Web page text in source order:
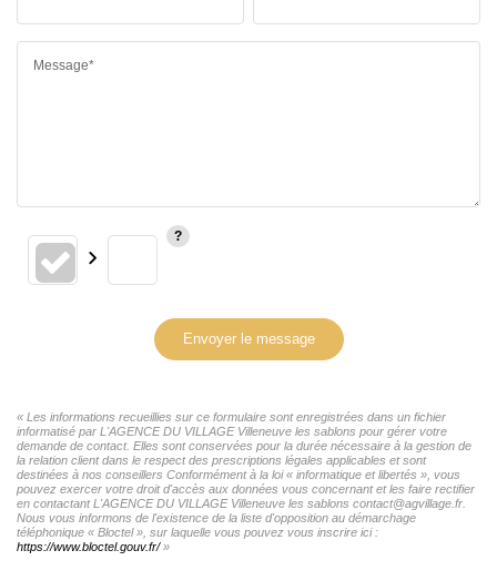
Message*
Envoyer le message
« Les informations recueillies sur ce formulaire sont enregistrées dans un fichier
informatisé par L'AGENCE DU VILLAGE Villeneuve les sablons pour gérer votre
demande de contact. Elles sont conservées pour la durée nécessaire à la gestion de
la relation client dans le respect des prescriptions légales applicables et sont
destinées à nos conseillers Conformément à la loi « informatique et libertés », vous
pouvez exercer votre droit d'accès aux données vous concernant et les faire rectifier
en contactant L'AGENCE DU VILLAGE Villeneuve les sablons contact@agvillage.fr.
Nous vous informons de l'existence de la liste d'opposition au démarchage
téléphonique « Bloctel », sur laquelle vous pouvez vous inscrire ici :
https://www.bloctel.gouv.fr/»